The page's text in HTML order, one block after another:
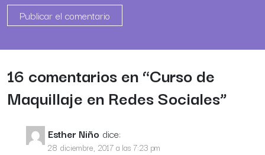
16 comentarios en “Curso de
Maquillaje en Redes Sociales”
Esther Niño dice:
28 diciembre, 2017 a las 7:23 pm